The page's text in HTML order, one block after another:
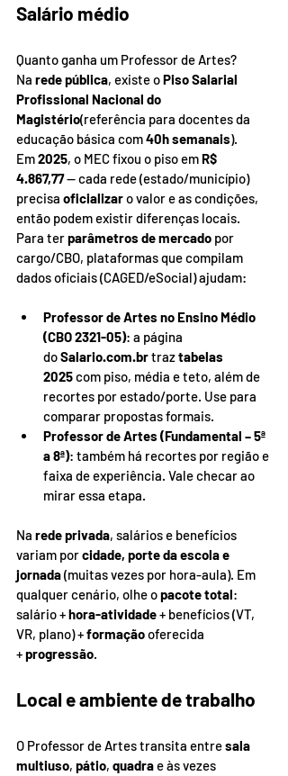
Salário médio
Quanto ganha um Professor de Artes?
Na rede pública, existe o Piso Salarial
Profissional Nacional do
Magistério(referência para docentes da
educação básica com 40h semanais).
Em 2025, o MEC fixou o piso em R$
4.867,77 — cada rede (estado/município)
precisa oficializar o valor e as condições,
então podem existir diferenças locais.
Para ter parâmetros de mercado por
cargo/CBO, plataformas que compilam
dados oficiais (CAGED/eSocial) ajudam:
Professor de Artes no Ensino Médio
(CBO 2321-05): a página
do Salario.com.br traz tabelas
2025 com piso, média e teto, além de
recortes por estado/porte. Use para
comparar propostas formais.
Professor de Artes (Fundamental – 5ª
a 8ª): também há recortes por região e
faixa de experiência. Vale checar ao
mirar essa etapa.
Na rede privada, salários e benefícios
variam por cidade, porte da escola e
jornada (muitas vezes por hora-aula). Em
qualquer cenário, olhe o pacote total:
salário + hora-atividade + benefícios (VT,
VR, plano) + formação oferecida
+ progressão.
Local e ambiente de trabalho
O Professor de Artes transita entre sala
multiuso, pátio, quadra e às vezes